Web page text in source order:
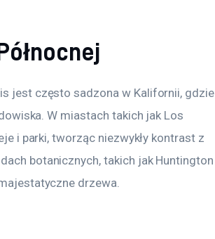
jest często sadzona w Kalifornii, gdzie
W miastach takich jak Los
i parki, tworząc niezwykły kontrast z
botanicznych, takich jak Huntington
drzewa.